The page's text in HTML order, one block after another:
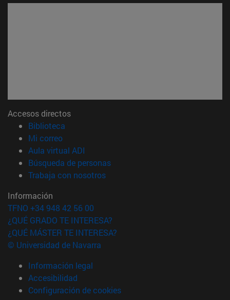
Accesos directos
Biblioteca
Mi correo(abre en nueva ventana)
Aula virtual ADI
Búsqueda de personas(abre en nueva ventana)
Trabaja con nosotros(abre en nueva ventana)
Información
TFNO +34 948 42 56 00
¿QUÉ GRADO TE INTERESA?
¿QUÉ MÁSTER TE INTERESA?
© Universidad de Navarra
Información legal
Accesibilidad
Configuración de cookies